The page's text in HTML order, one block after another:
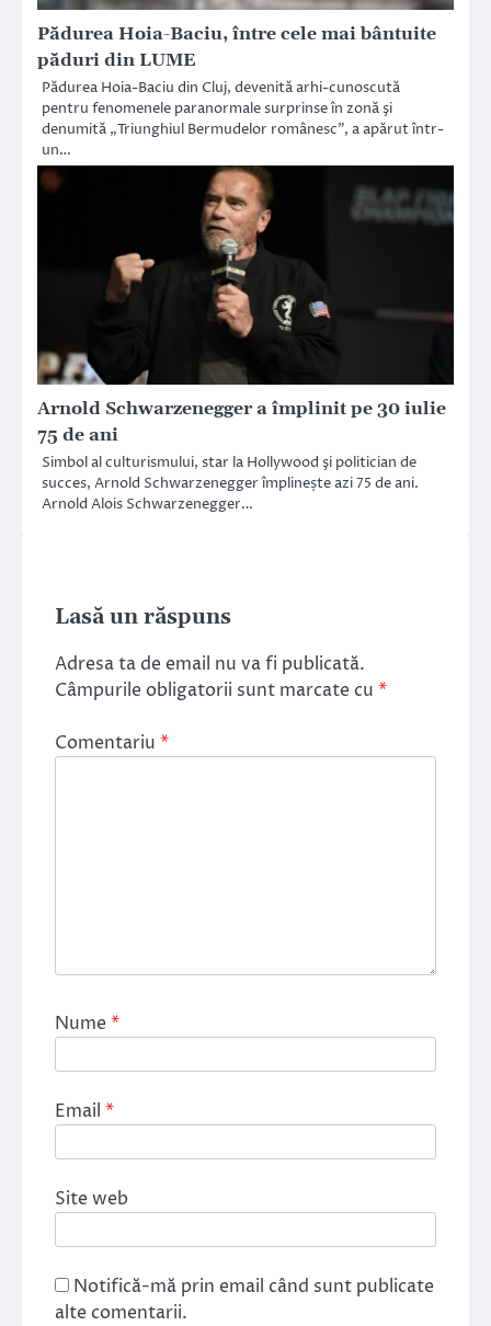
Pădurea Hoia-Baciu, între cele mai bântuite
păduri din LUME
Pădurea Hoia-Baciu din Cluj, devenită arhi-cunoscută
pentru fenomenele paranormale surprinse în zonă şi
denumită „Triunghiul Bermudelor românesc”, a apărut într-
un…
Arnold Schwarzenegger a împlinit pe 30 iulie
75 de ani
Simbol al culturismului, star la Hollywood şi politician de
succes, Arnold Schwarzenegger împlinește azi 75 de ani.
Arnold Alois Schwarzenegger…
Lasă un răspuns
Adresa ta de email nu va fi publicată.
Câmpurile obligatorii sunt marcate cu *
Comentariu *
Nume*
Email *
Site web
Notifică-mă prin email când sunt publicate
alte comentarii.